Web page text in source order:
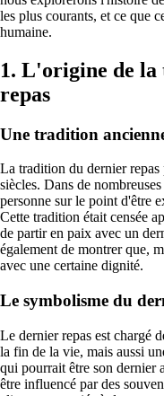
les plus courants, et ce que
humaine.
1. L'origine de
repas
Une tradition
La tradition du dernier repas
siècles. Dans de
personne sur le point d'être
Cette tradition était censée
de partir en paix avec un
également de montrer que,
avec une certaine dignité.
Le symbolisme du
Le dernier repas est chargé
la fin de la vie, mais aussi
qui pourrait être son dernier
être influencé par des